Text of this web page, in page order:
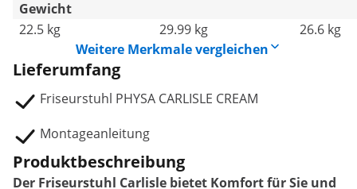
Gewicht
22.5 kg
29.99 kg
26.6 kg
Weitere Merkmale vergleichen
Lieferumfang
Friseurstuhl PHYSA CARLISLE CREAM
Montageanleitung
Produktbeschreibung
Der Friseurstuhl Carlisle bietet Komfort für Sie und